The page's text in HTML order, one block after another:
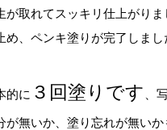
が取れてスッキリ仕上がり
め、ペンキ塗りが完了しまし
的に ３回塗りです 、
が無いか、塗り忘れが無い